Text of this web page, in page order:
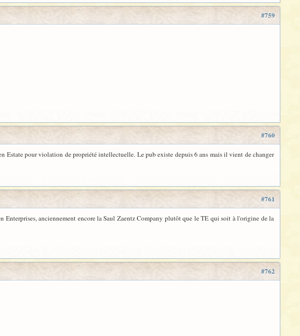
#759
#760
pour violation de propriété intellectuelle. Le pub existe depuis 6 ans mais il vient de changer
#761
anciennement encore la Saul Zaentz Company plutôt que le TE qui soit à l'origine de la
#762